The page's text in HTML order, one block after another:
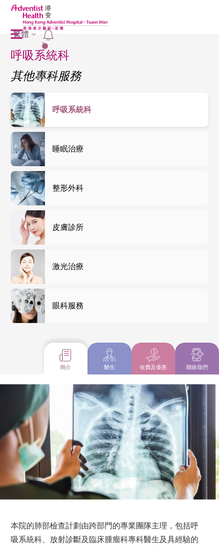
2
繁體
呼吸系統科
其他專科服務
呼吸系統科
睡眠治療
整形外科
皮膚診所
激光治療
眼科服務
簡介 醫生 收費及優惠 聯絡我們
本院的肺部檢查計劃由跨部門的專業團隊主理，包括呼
吸系統科、放射診斷及臨床腫瘤科專科醫生及具經驗的